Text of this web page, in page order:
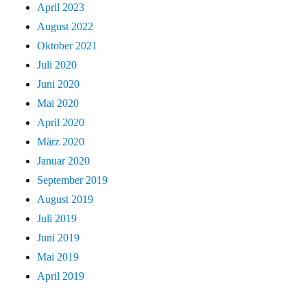
April 2023
August 2022
Oktober 2021
Juli 2020
Juni 2020
Mai 2020
April 2020
März 2020
Januar 2020
September 2019
August 2019
Juli 2019
Juni 2019
Mai 2019
April 2019